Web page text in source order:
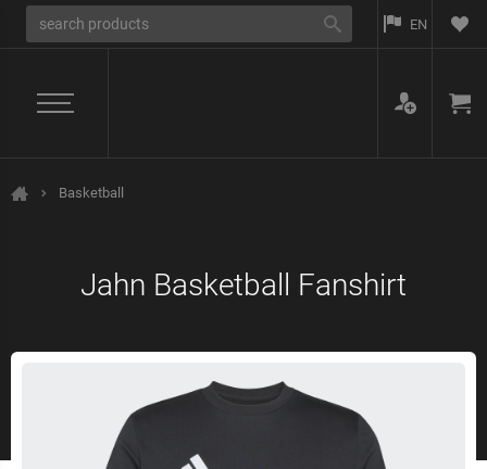
EN
Home Basketball
Jahn Basketball Fanshirt